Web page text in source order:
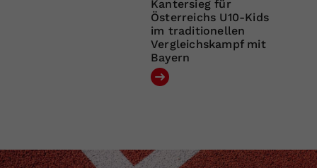
Kantersieg für
Österreichs U10-Kids
im traditionellen
Vergleichskampf mit
Bayern